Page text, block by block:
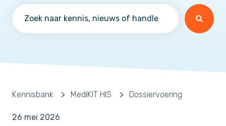
Kennisbank MediKIT HIS Dossiervoering
26 mei 2026